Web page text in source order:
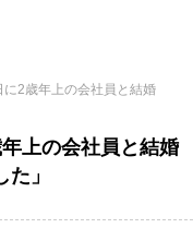
に2歳年上の会社員と結婚
上の会社員と結婚
」